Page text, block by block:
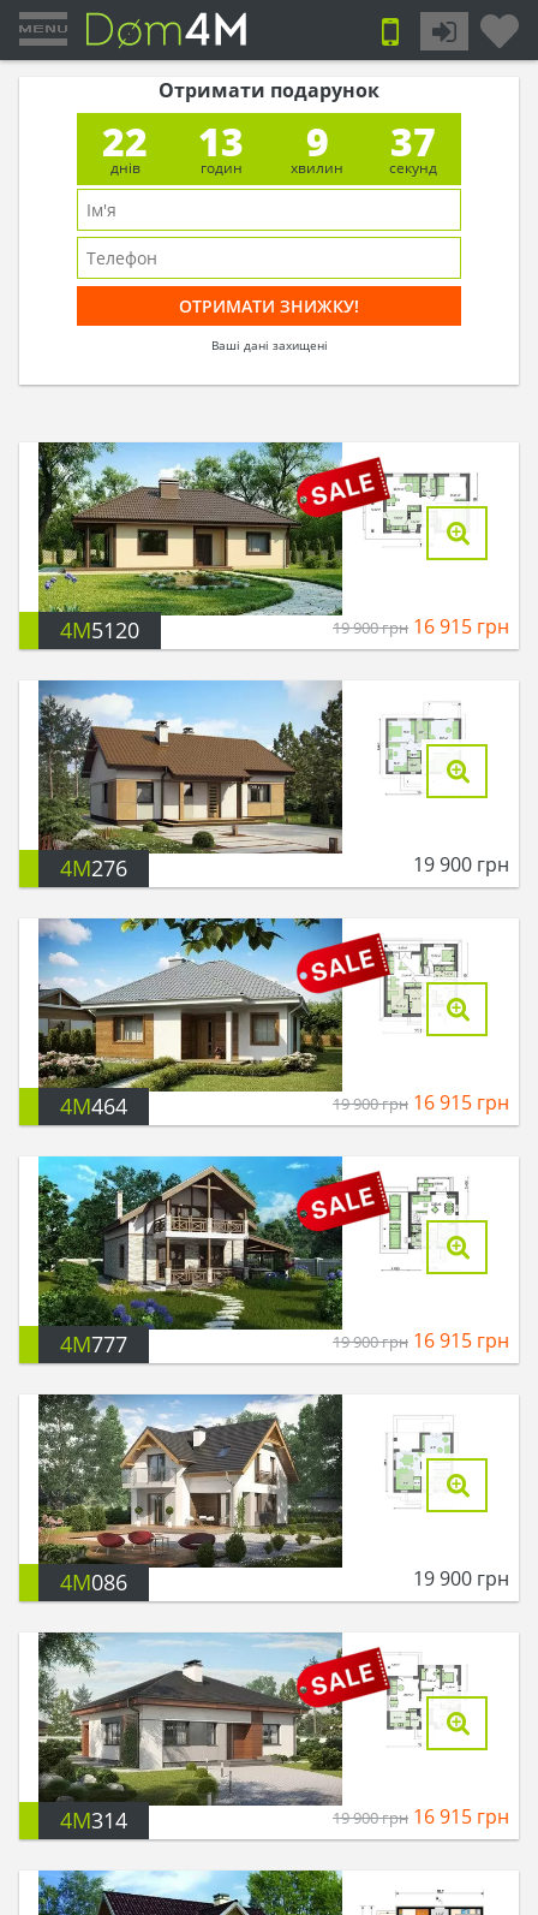
Отримати подарунок
22
днів
13
годин
9
хвилин
36
секунд
Ваші дані захищені
4M5120 19 900грн 16 915 грн
4M276 19 900 грн
4M464 19 900грн 16 915 грн
4M777 19 900грн 16 915 грн
4M086 19 900 грн
4M314 19 900грн 16 915 грн